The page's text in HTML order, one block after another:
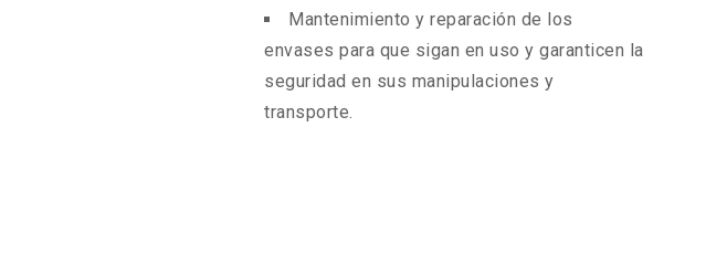
Mantenimiento y reparación de los
envases para que sigan en uso y garanticen la
seguridad en sus manipulaciones y
transporte.